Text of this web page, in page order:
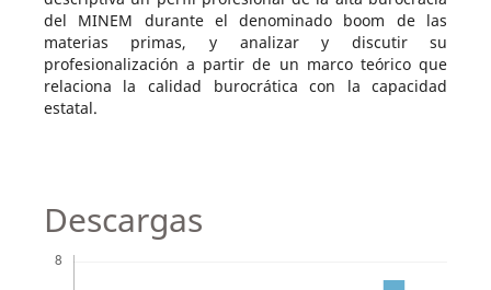
del MINEM durante el denominado boom de las
materias primas, y analizar y discutir su
profesionalización a partir de un marco teórico que
relaciona la calidad burocrática con la capacidad
estatal.
Descargas